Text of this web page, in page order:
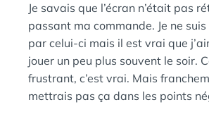
Je savais que l’écran n’était pas
passant ma commande. Je ne
par celui-ci mais il est vrai que
jouer un peu plus souvent le soir.
frustrant, c’est vrai. Mais
mettrais pas ça dans les points